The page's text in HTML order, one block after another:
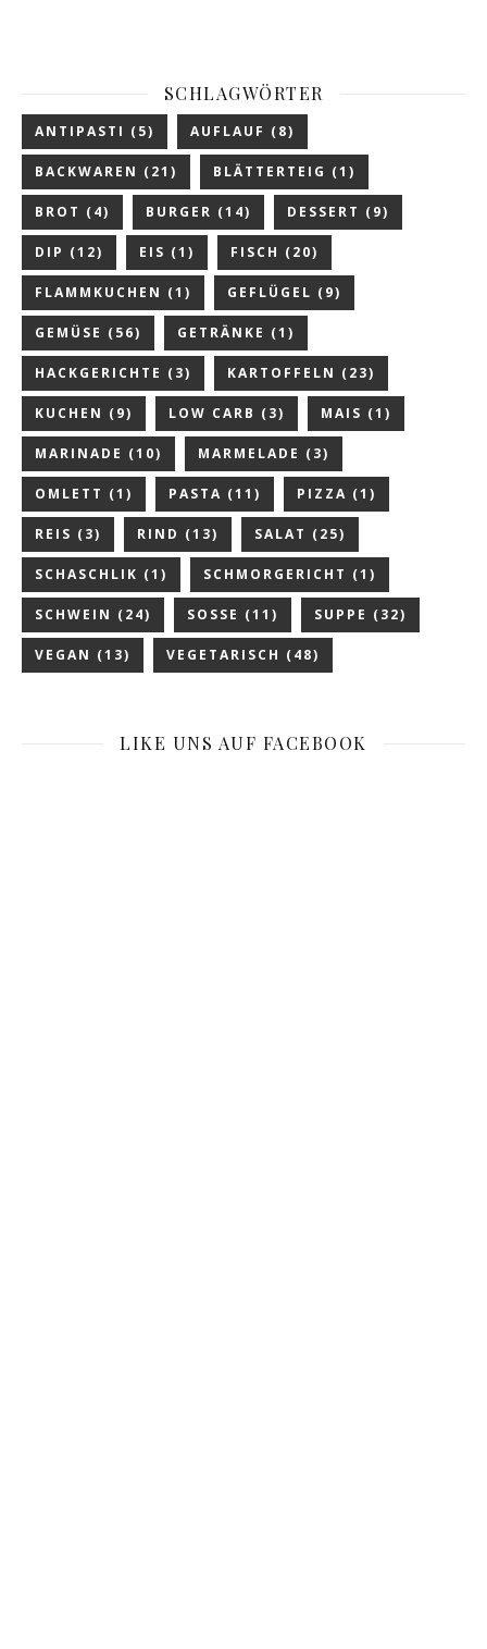
SCHLAGWÖRTER
ANTIPASTI (5) AUFLAUF (8)
BACKWAREN (21) BLÄTTERTEIG (1)
BROT (4) BURGER (14) DESSERT (9)
DIP (12) EIS (1) FISCH (20)
FLAMMKUCHEN (1) GEFLÜGEL (9)
GEMÜSE (56) GETRÄNKE (1)
HACKGERICHTE (3) KARTOFFELN (23)
KUCHEN (9) LOW CARB (3) MAIS (1)
MARINADE (10) MARMELADE (3)
OMLETT (1) PASTA (11) PIZZA (1)
REIS (3) RIND (13) SALAT (25)
SCHASCHLIK (1) SCHMORGERICHT (1)
SCHWEIN (24) SOSSE (11) SUPPE (32)
VEGAN (13) VEGETARISCH (48)
LIKE UNS AUF FACEBOOK